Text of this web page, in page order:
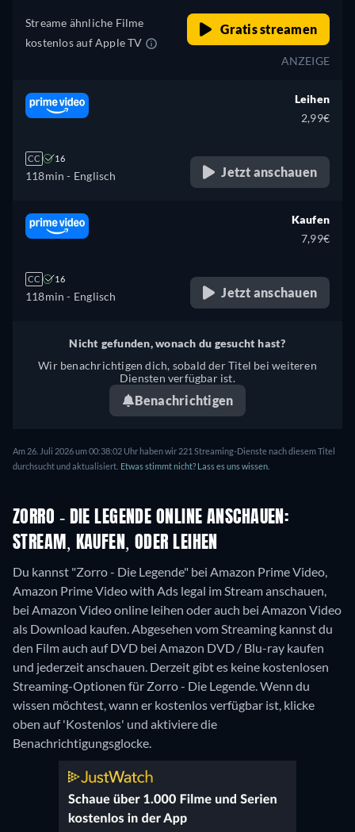
Streame ähnliche Filme
kostenlos auf Apple TV
Gratis streamen
ANZEIGE
CC 16
118min - Englisch
Leihen
2,99€
Jetzt anschauen
CC 16
118min - Englisch
Kaufen
7,99€
Jetzt anschauen
Nicht gefunden, wonach du gesucht hast?
Wir benachrichtigen dich, sobald der Titel bei weiteren
Diensten verfügbar ist.
Benachrichtigen
Am 26. Juli 2026 um 00:38:02 Uhr haben wir 221 Streaming-Dienste nach diesem Titel
durchsucht und aktualisiert. Etwas stimmt nicht? Lass es uns wissen.
ZORRO - DIE LEGENDE ONLINE ANSCHAUEN:
STREAM, KAUFEN, ODER LEIHEN
Du kannst "Zorro - Die Legende" bei Amazon Prime Video,
Amazon Prime Video with Ads legal im Stream anschauen,
bei Amazon Video online leihen oder auch bei Amazon Video
als Download kaufen.Abgesehen vom Streaming kannst du
den Film auch auf DVD bei Amazon DVD / Blu-ray kaufen
und jederzeit anschauen. Derzeit gibt es keine kostenlosen
Streaming-Optionen für Zorro - Die Legende. Wenn du
wissen möchtest, wann er kostenlos verfügbar ist, klicke
oben auf 'Kostenlos' und aktiviere die
Benachrichtigungsglocke.